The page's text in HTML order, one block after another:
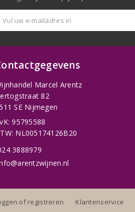
Marcel Arentz
82
SE Nijmegen
95795588
NL005174126B20
3888979
of registreren Klantenservice